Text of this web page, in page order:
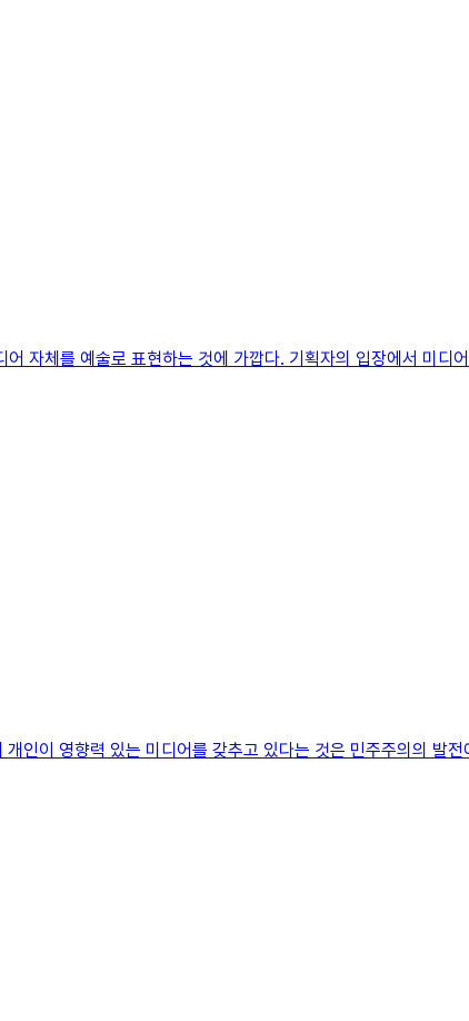
자체를 예술로 표현하는 것에 가깝다. 기획자의 입장에서 미디
인이 영향력 있는 미디어를 갖추고 있다는 것은 민주주의의 발